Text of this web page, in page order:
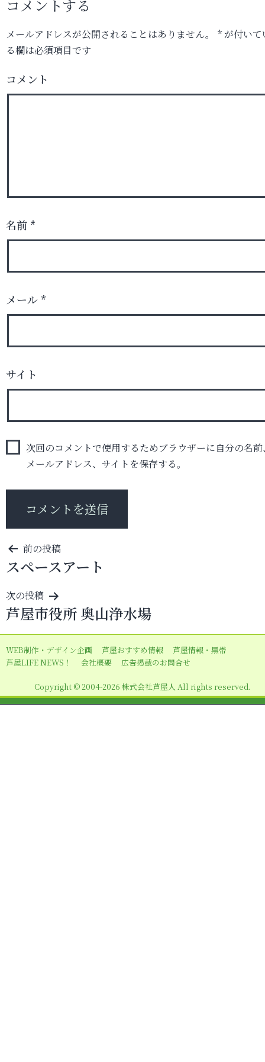
コメントする
メールアドレスが公開されることはありません。 *が付いて
る欄は必須項目です
コメント
名前 *
メール *
サイト
次回のコメントで使用するためブラウザーに自分の名前
メールアドレス、サイトを保存する。
投
稿
ナ
ビ
ゲ
ー
シ
ン
前の投稿
スペースアート
次の投稿
芦屋市役所 奥山浄水場
WEB制作・デザイン企画 芦屋おすすめ情報
芦屋情報・黒帯
芦屋LIFE NEWS！
会社概要 広告掲載のお問合せ
Copyright © 2004-2026 株式会社芦屋人 All rights reserved.